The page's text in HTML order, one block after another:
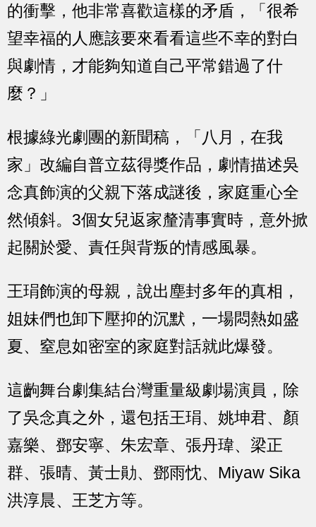
的衝擊，他非常喜歡這樣的矛盾，「很希
望幸福的人應該要來看看這些不幸的對白
與劇情，才能夠知道自己平常錯過了什
麼？」
根據綠光劇團的新聞稿，「八月，在我
家」改編自普立茲得獎作品，劇情描述吳
念真飾演的父親下落成謎後，家庭重心全
然傾斜。3個女兒返家釐清事實時，意外掀
起關於愛、責任與背叛的情感風暴。
王琄飾演的母親，說出塵封多年的真相，
姐妹們也卸下壓抑的沉默，一場悶熱如盛
夏、窒息如密室的家庭對話就此爆發。
這齣舞台劇集結台灣重量級劇場演員，除
了吳念真之外，還包括王琄、姚坤君、顏
嘉樂、鄧安寧、朱宏章、張丹瑋、梁正
群、張晴、黃士勛、鄧雨忱、Miyaw Sika
洪淳晨、王芝方等。